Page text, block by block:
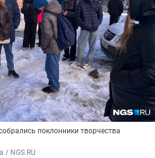
поклонники творчества
/ NGS.RU